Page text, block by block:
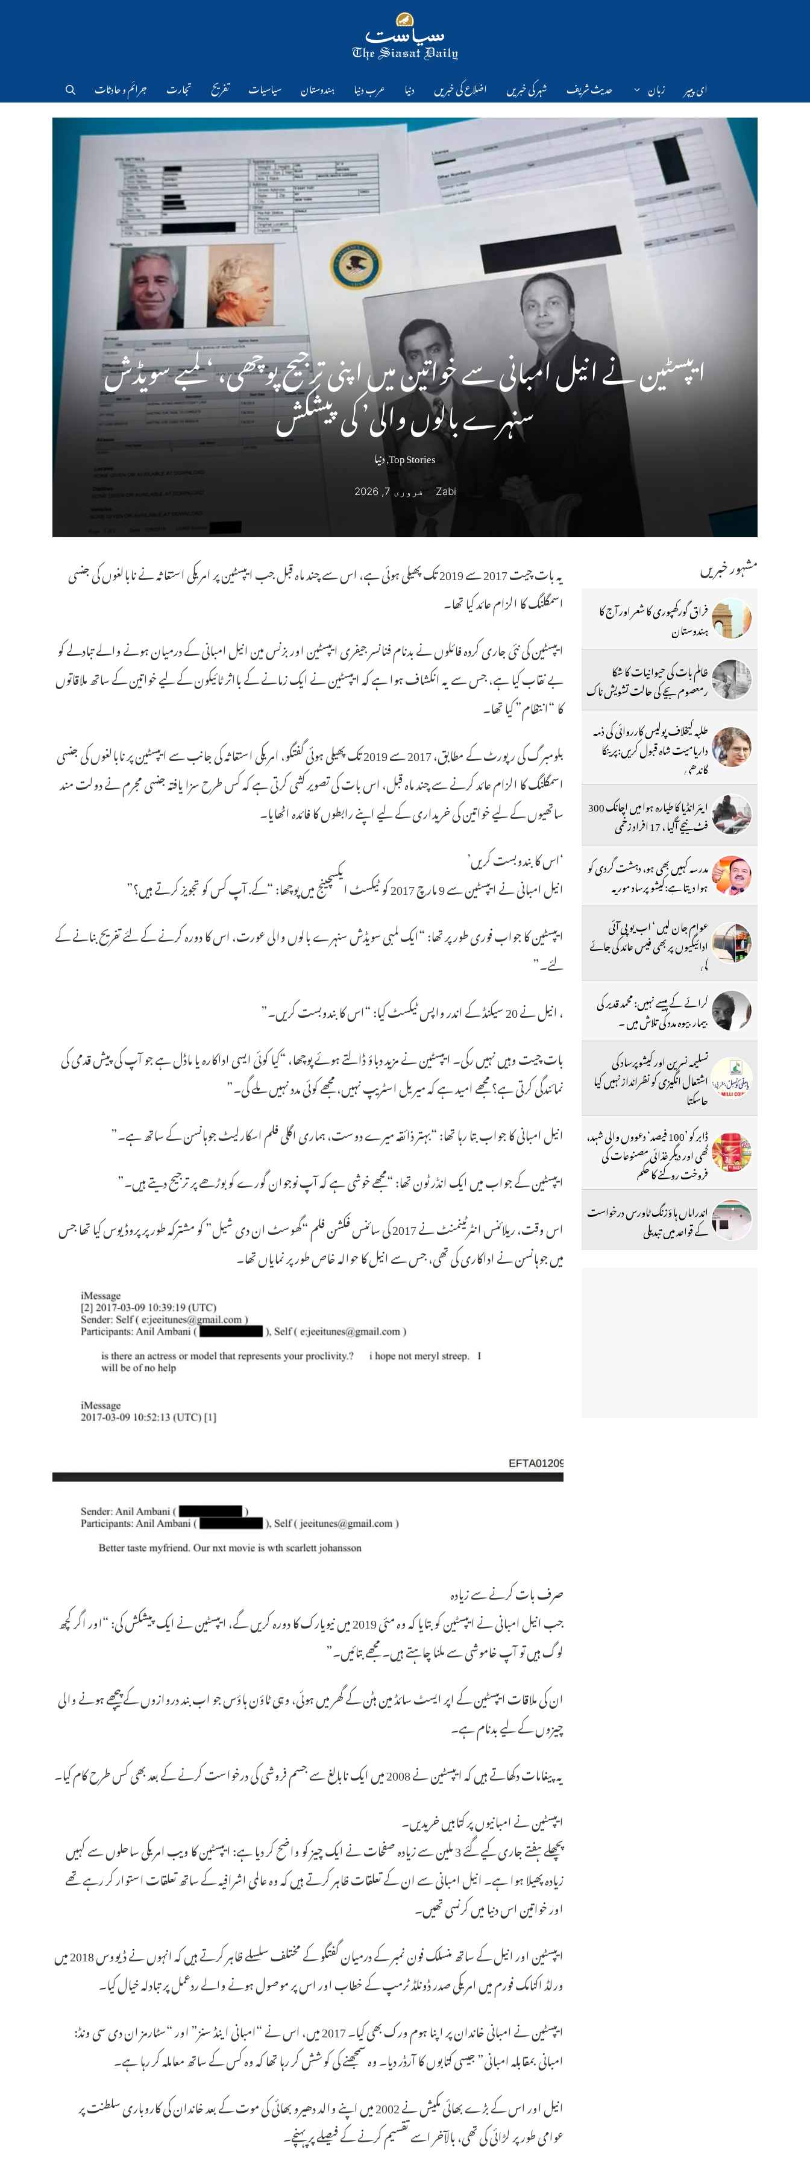
ای پیپر زبان حدیث شریف شہر کی خبریں اضلاع کی خبریں دنیا عرب دنیا ہندوستان سیاسیات تفریح تجارت جرائم و حادثات
ایپسٹین نے انیل امبانی سے خواتین میں اپنی ترجیح پوچھی، ‘لمبے سویڈش
سنہرے بالوں والی’ کی پیشکش
Top Stories
,دنیا
Zabi فروری 7, 2026
یہ بات چیت 2017 سے 2019 تک پھیلی ہوئی ہے، اس سے چند ماہ قبل جب ایپسٹین پر امریکی استغاثہ نے نابالغوں کی جنسی
اسمگلنگ کا الزام عائد کیا تھا۔
ایپسٹین کی نئی جاری کردہ فائلوں نے بدنام فنانسر جیفری ایپسٹین اور بزنس مین انیل امبانی کے درمیان ہونے والے تبادلے کو
بے نقاب کیا ہے، جس سے یہ انکشاف ہوا ہے کہ ایپسٹین نے ایک زمانے کے بااثر ٹائیکون کے لیے خواتین کے ساتھ ملاقاتوں
کا “انتظام” کیا تھا۔
بلومبرگ کی رپورٹ کے مطابق، 2017 سے 2019 تک پھیلی ہوئی گفتگو، امریکی استغاثہ کی جانب سے ایپسٹین پر نابالغوں کی جنسی
اسمگلنگ کا الزام عائد کرنے سے چند ماہ قبل، اس بات کی تصویر کشی کرتی ہے کہ کس طرح سزا یافتہ جنسی مجرم نے دولت مند
ساتھیوں کے لیے خواتین کی خریداری کے لیے اپنے رابطوں کا فائدہ اٹھایا۔
‘اس کا بندوبست کریں’
انیل امبانی نے ایپسٹین سے 9 مارچ 2017 کو ٹیکسٹ ایکسچینج میں پوچھا: “کے. آپ کس کو تجویز کرتے ہیں؟”
ایپسٹین کا جواب فوری طور پر تھا: “ایک لمبی سویڈش سنہرے بالوں والی عورت، اس کا دورہ کرنے کے لئے تفریح ​​​​بنانے کے
لئے۔”
، انیل نے 20 سیکنڈ کے اندر واپس ٹیکسٹ کیا: “اس کا بندوبست کریں۔”
بات چیت وہیں نہیں رکی۔ ایپسٹین نے مزید دباؤ ڈالتے ہوئے پوچھا، “کیا کوئی ایسی اداکارہ یا ماڈل ہے جو آپ کی پیش قدمی کی
نمائندگی کرتی ہے؟ مجھے امید ہے کہ میریل اسٹریپ نہیں، مجھے کوئی مدد نہیں ملے گی۔”
انیل امبانی کا جواب بتا رہا تھا: “بہتر ذائقہ میرے دوست، ہماری اگلی فلم اسکارلیٹ جوہانسن کے ساتھ ہے۔”
ایپسٹین کے جواب میں ایک انڈر ٹون تھا: “مجھے خوشی ہے کہ آپ نوجوان گورے کو بوڑھے پر ترجیح دیتے ہیں۔”
اس وقت، ریلائنس انٹرٹینمنٹ نے 2017 کی سائنس فکشن فلم “گھوسٹ ان دی شیل” کو مشترکہ طور پر پروڈیوس کیا تھا جس
میں جوہانسن نے اداکاری کی تھی، جس سے انیل کا حوالہ خاص طور پر نمایاں تھا۔
صرف بات کرنے سے زیادہ
جب انیل امبانی نے ایپسٹین کو بتایا کہ وہ مئی 2019 میں نیویارک کا دورہ کریں گے، ایپسٹین نے ایک پیشکش کی: “اور اگر کچھ
لوگ ہیں تو آپ خاموشی سے ملنا چاہتے ہیں۔ مجھے بتائیں۔”
ان کی ملاقات ایپسٹین کے اپر ایسٹ سائڈ مین ہٹن کے گھر میں ہوئی، وہی ٹاؤن ہاؤس جو اب بند دروازوں کے پیچھے ہونے والی
چیزوں کے لیے بدنام ہے۔
یہ پیغامات دکھاتے ہیں کہ ایپسٹین نے 2008 میں ایک نابالغ سے جسم فروشی کی درخواست کرنے کے بعد بھی کس طرح کام کیا۔
ایپسٹین نے امبانیوں پر کتابیں خریدیں۔
پچھلے ہفتے جاری کیے گئے 3 ملین سے زیادہ صفحات نے ایک چیز کو واضح کر دیا ہے: ایپسٹین کا ویب امریکی ساحلوں سے کہیں
زیادہ پھیلا ہوا ہے۔ انیل امبانی سے ان کے تعلقات ظاہر کرتے ہیں کہ وہ عالمی اشرافیہ کے ساتھ تعلقات استوار کر رہے تھے
اور خواتین اس دنیا میں کرنسی تھیں۔
ایپسٹین اور انیل کے ساتھ منسلک فون نمبر کے درمیان گفتگو کے مختلف سلسلے ظاہر کرتے ہیں کہ انہوں نے ڈیووس 2018 میں
ورلڈ اکنامک فورم میں امریکی صدر ڈونلڈ ٹرمپ کے خطاب اور اس پر موصول ہونے والے ردعمل پر تبادلہ خیال کیا۔
ایپسٹین نے امبانی خاندان پر اپنا ہوم ورک بھی کیا۔ 2017 میں، اس نے “امبانی اینڈ سنز” اور “سٹارمز ان دی سی ونڈ:
امبانی بمقابلہ امبانی” جیسی کتابوں کا آرڈر دیا۔ وہ سمجھنے کی کوشش کر رہا تھا کہ وہ کس کے ساتھ معاملہ کر رہا ہے۔
انیل اور اس کے بڑے بھائی مکیش نے 2002 میں اپنے والد دھیرو بھائی کی موت کے بعد خاندان کی کاروباری سلطنت پر
عوامی طور پر لڑائی کی تھی، بالآخر اسے تقسیم کرنے کے فیصلے پر پہنچے۔
مشہور خبریں
فراق گورکھپوری کا شعر اور آج کا
ہندوستان
ظالم بات کی حیوانیات کا شکا
رمعصوم بچے کی حالت تشویش ناک
طلبہ کیخلاف پولیس کارروائی کی ذمہ
داریامیت شاہ قبول کریں:پرینکا
گاندھی
ایئر انڈیا کا طیارہ ہوا میں اچانک 300
فٹ نیچے آگیا ، 17 افراد زخمی
مدرسہ کہیں بھی ہو، دہشت گردی کو
ہوا دیتا ہے:کیشو پرساد موریہ
عوام جان لیں ‘ اب یو پی آئی
ادائیگیوں پر بھی فیس عائد کی جائے
گی
کرائے کے پیسے نہیں: محمد قدیر کی
بیمار بیوہ مدد کی تلاش میں ۔
تسلیمہ نسرین اور کیشوپرساد کی
اشتعال انگیزی کو نظرانداز نہیں کیا
جاسکتا
ڈابر کو ’100 فیصد‘ دعووں والی شہد،
گھی اور دیگر غذائی مصنوعات کی
فروخت روکنے کا حکم
اندراماں ہا ؤزنگ ٹاورس درخواست
کے قواعد میں تبدیلی